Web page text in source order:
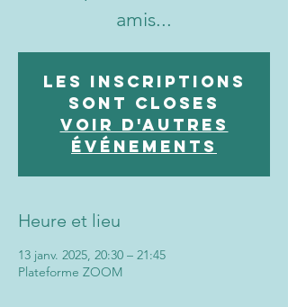
amis...
Les inscriptions
sont closes
Voir d'autres
événements
Heure et lieu
13 janv. 2025, 20:30 – 21:45
Plateforme ZOOM